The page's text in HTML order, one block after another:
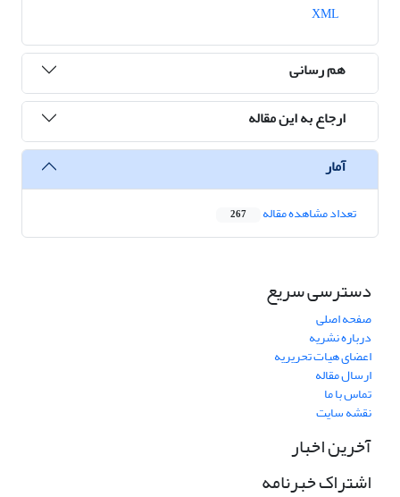
هم رسانی
ارجاع به این مقاله
آمار
تعداد مشاهده مقاله 267
دسترسی سریع
صفحه اصلی
درباره نشریه
اعضای هیات تحریریه
ارسال مقاله
تماس با ما
نقشه سایت
آخرین اخبار
اشتراک خبرنامه